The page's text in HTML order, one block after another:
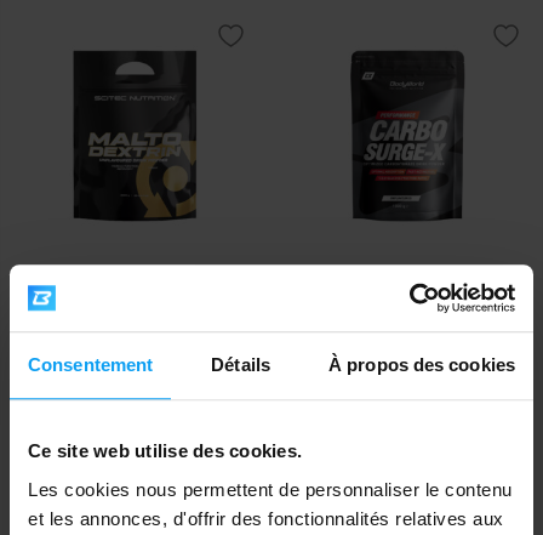
Consentement Détails À propos des cookies
Ce site web utilise des cookies.
Les cookies nous permettent de personnaliser le contenu
et les annonces, d'offrir des fonctionnalités relatives aux
Maltodextrin 2000 g
15,90
EN STOCK- IL NE RESTE QUE QUELQUES
Carbo Surge-X 1000 g
€